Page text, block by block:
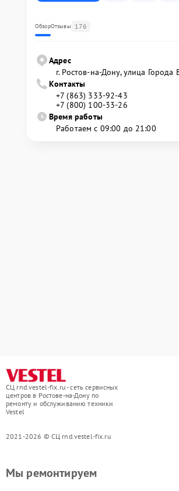
ОбзорОтзывы 176
Адрес
г. Ростов-на-Дону, улица Города
Контакты
+7 (863) 333-92-43
+7 (800) 100-33-26
Время работы
Работаем с 09:00 до 21:00
СЦ rnd.vestel-fix.ru - сеть сервисных
центров в Ростове-на-Дону по
ремонту и обслуживанию техники
Vestel
2021-2026 © СЦ rnd.vestel-fix.ru
Мы ремонтируем